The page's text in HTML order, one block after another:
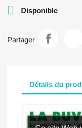
 Disponible
Partager
Détails du